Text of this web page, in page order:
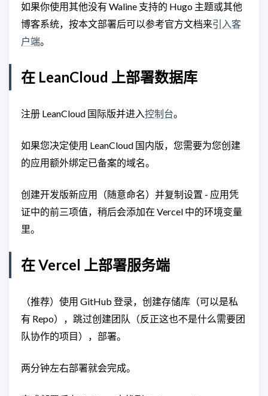
如果你使用其他没有 Waline 支持的 Hugo 主题或其他
博客系统，按本文部署后可以参考官方文档来引入客
户端。
在 LeanCloud 上部署数据库
注册 LeanCloud 国际版并进入控制台。
如果您决定使用 LeanCloud 国内版，您需要为您创建
的应用额外绑定已备案的域名。
创建开发版新应用（随意命名）并复制设置 - 应用凭
证中的前三项值，稍后会添加在 Vercel 中的环境变量
里。
在 Vercel 上部署服务端
（推荐）使用 GitHub 登录，创建存储库（可以是私
有 Repo），跳过创建团队（反正这也不是什么需要团
队协作的项目），部署。
两分钟左右部署就会完成。